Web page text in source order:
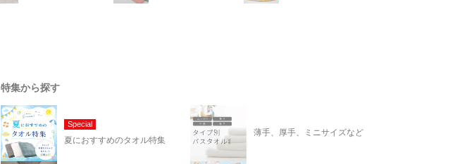
特集から探す
Special
夏におすすめのタオル特集
薄手、厚手、ミニサイズなど